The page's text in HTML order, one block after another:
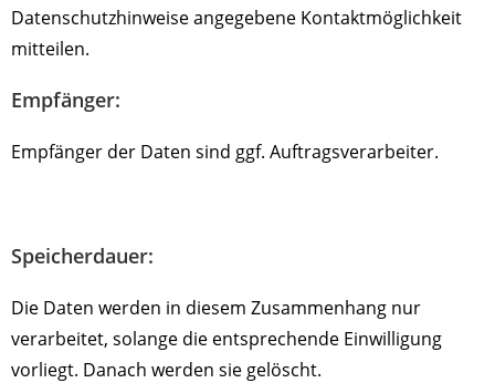
Datenschutzhinweise angegebene Kontaktmöglichkeit
mitteilen.
Empfänger:
Empfänger der Daten sind ggf. Auftragsverarbeiter.
Speicherdauer:
Die Daten werden in diesem Zusammenhang nur
verarbeitet, solange die entsprechende Einwilligung
vorliegt. Danach werden sie gelöscht.